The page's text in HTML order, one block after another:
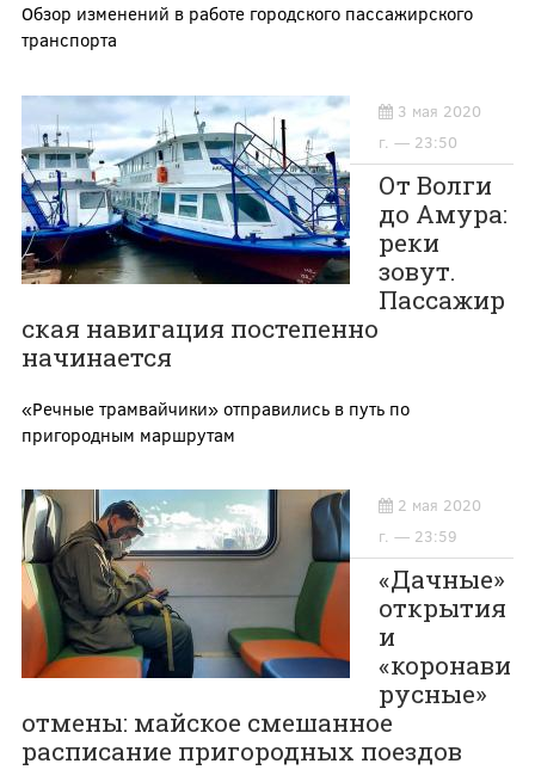
Обзор изменений в работе городского пассажирского
транспорта
3 мая 2020
г. — 23:50
От Волги
до Амура:
реки
зовут.
Пассажир
ская навигация постепенно
начинается
«Речные трамвайчики» отправились в путь по
пригородным маршрутам
2 мая 2020
г. — 23:59
«Дачные»
открытия
и
«коронави
русные»
отмены: майское смешанное
расписание пригородных поездов